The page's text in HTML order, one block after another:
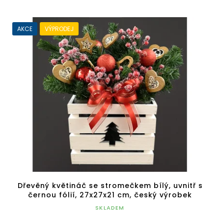
AKCE VÝPRODEJ
Dřevěný květináč se stromečkem bílý, uvnitř s
černou fólií, 27x27x21 cm, český výrobek
SKLADEM